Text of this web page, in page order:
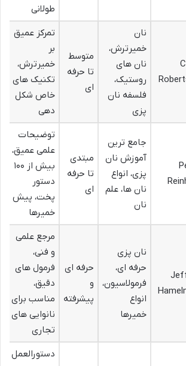
طولانی
نان
خمیرترش،
نان های
روستیک،
فلسفه نان
پزی
متوسط
تا حرفه
ای
تمرکز عمیق
بر
خمیرترش،
تکنیک های
خاص شکل
دهی
جامع ترین
آموزش نان
پزی، انواع
نان ها، علم
نان
مبتدی
تا حرفه
ای
توضیحات
علمی عمیق،
بیش از ۱۰۰
دستور
پخت، پیش
خمیرها
نان پزی
حرفه ای،
فرمولاسیون،
انواع
خمیرها
حرفه ای
و
پیشرفته
مرجع علمی
و فنی،
فرمول های
دقیق،
مناسب برای
نانوایی های
تجاری
دستورالعمل